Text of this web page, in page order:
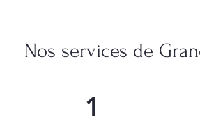
Nos services de
1